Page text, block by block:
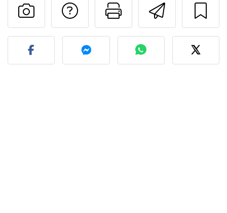
Imprima
Falar com o autor
Fez esta receita?